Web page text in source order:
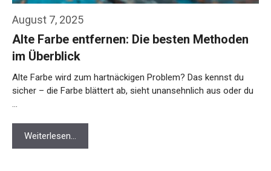
August 7, 2025
Alte Farbe entfernen: Die besten Methoden
im Überblick
Alte Farbe wird zum hartnäckigen Problem? Das kennst du
sicher – die Farbe blättert ab, sieht unansehnlich aus oder du
…
Weiterlesen…